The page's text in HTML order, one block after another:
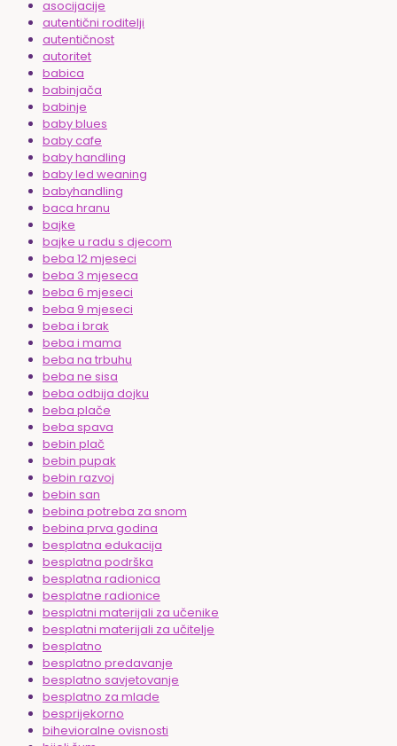
asocijacije
autentični roditelji
autentičnost
autoritet
babica
babinjača
babinje
baby blues
baby cafe
baby handling
baby led weaning
babyhandling
baca hranu
bajke
bajke u radu s djecom
beba 12 mjeseci
beba 3 mjeseca
beba 6 mjeseci
beba 9 mjeseci
beba i brak
beba i mama
beba na trbuhu
beba ne sisa
beba odbija dojku
beba plače
beba spava
bebin plač
bebin pupak
bebin razvoj
bebin san
bebina potreba za snom
bebina prva godina
besplatna edukacija
besplatna podrška
besplatna radionica
besplatne radionice
besplatni materijali za učenike
besplatni materijali za učitelje
besplatno
besplatno predavanje
besplatno savjetovanje
besplatno za mlade
besprijekorno
bihevioralne ovisnosti